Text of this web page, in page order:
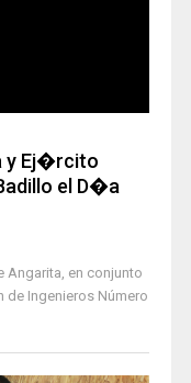
y Ej�rcito
el D�a
Angarita, en conjunto
de Ingenieros Número